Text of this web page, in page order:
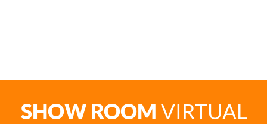
SHOW ROOM VIRTUAL